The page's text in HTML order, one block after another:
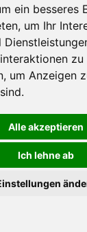
ein besseres
, um Ihr
zu
, um Anzeigen
.
Alle akzeptieren
Ich lehne ab
Höhe:591 m